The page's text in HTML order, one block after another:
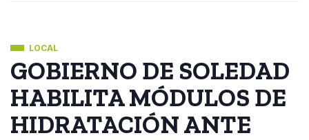
LOCAL
GOBIERNO DE SOLEDAD
HABILITA MÓDULOS DE
HIDRATACIÓN ANTE